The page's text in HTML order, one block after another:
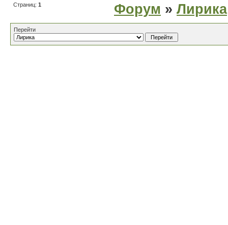
Страниц: 1 Форум » Лирика
Перейти